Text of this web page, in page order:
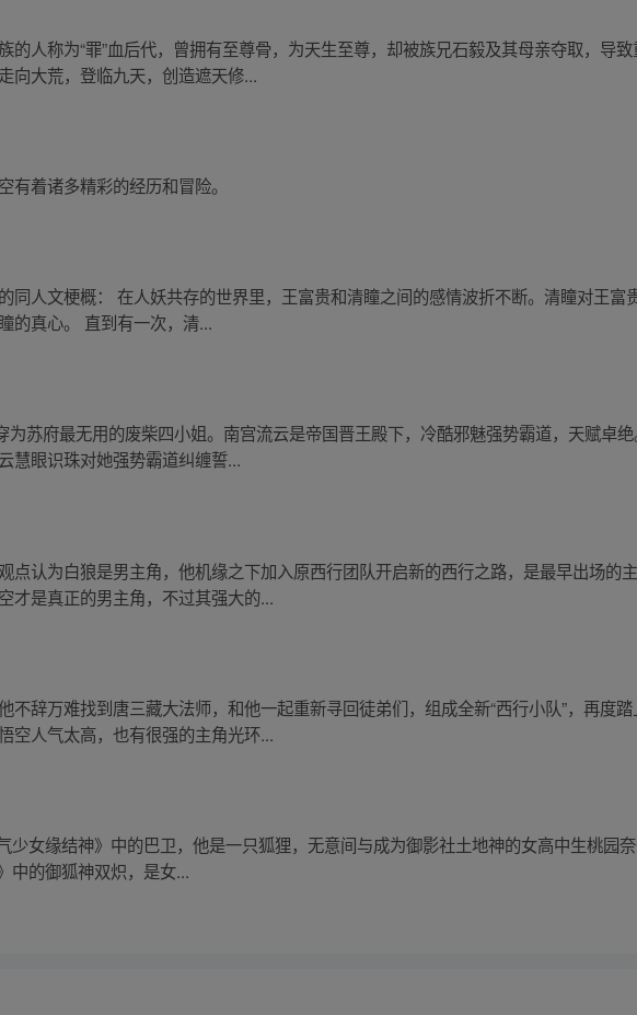
人称为“罪”血后代，曾拥有至尊骨，为天生至尊，却被族兄石毅及其母亲夺取，导致
向大荒，登临九天，创造遮天修...
有着诸多精彩的经历和冒险。
人文梗概： 在人妖共存的世界里，王富贵和清瞳之间的感情波折不断。清瞳对王富
的真心。 直到有一次，清...
为苏府最无用的废柴四小姐。南宫流云是帝国晋王殿下，冷酷邪魅强势霸道，天赋卓
慧眼识珠对她强势霸道纠缠誓...
点认为白狼是男主角，他机缘之下加入原西行团队开启新的西行之路，是最早出场的
才是真正的男主角，不过其强大的...
辞万难找到唐三藏大法师，和他一起重新寻回徒弟们，组成全新“西行小队”，再度踏
空人气太高，也有很强的主角光环...
少女缘结神》中的巴卫，他是一只狐狸，无意间与成为御影社土地神的女高中生桃园
中的御狐神双炽，是女...